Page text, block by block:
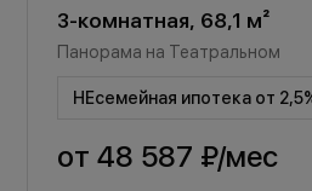
3-комнатная, 68,1 м²
Панорама на Театральном
НЕсемейная ипотека от
от48 587 ₽/мес